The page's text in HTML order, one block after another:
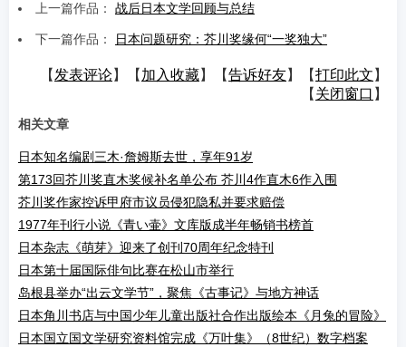
上一篇作品： 战后日本文学回顾与总结
下一篇作品： 日本问题研究：芥川奖缘何“一奖独大”
【 发表评论】【 加入收藏】【告诉好友】【打印此文 】
【 关闭窗口 】
相关文章
日本知名编剧三木·詹姆斯去世，享年91岁
第173回芥川奖直木奖候补名单公布 芥川4作直木6作入围
芥川奖作家控诉甲府市议员侵犯隐私并要求赔偿
1977年刊行小说《青い壷》文库版成半年畅销书榜首
日本杂志《萌芽》迎来了创刊70周年纪念特刊
日本第十届国际俳句比赛在松山市举行
岛根县举办“出云文学节”，聚焦《古事记》与地方神话
日本角川书店与中国少年儿童出版社合作出版绘本《月兔的冒险》
日本国立国文学研究资料馆完成《万叶集》（8世纪）数字档案